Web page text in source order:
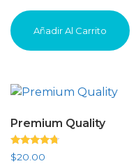
de 5
Añadir Al Carrito
Premium Quality
Valorado
con
$20.00